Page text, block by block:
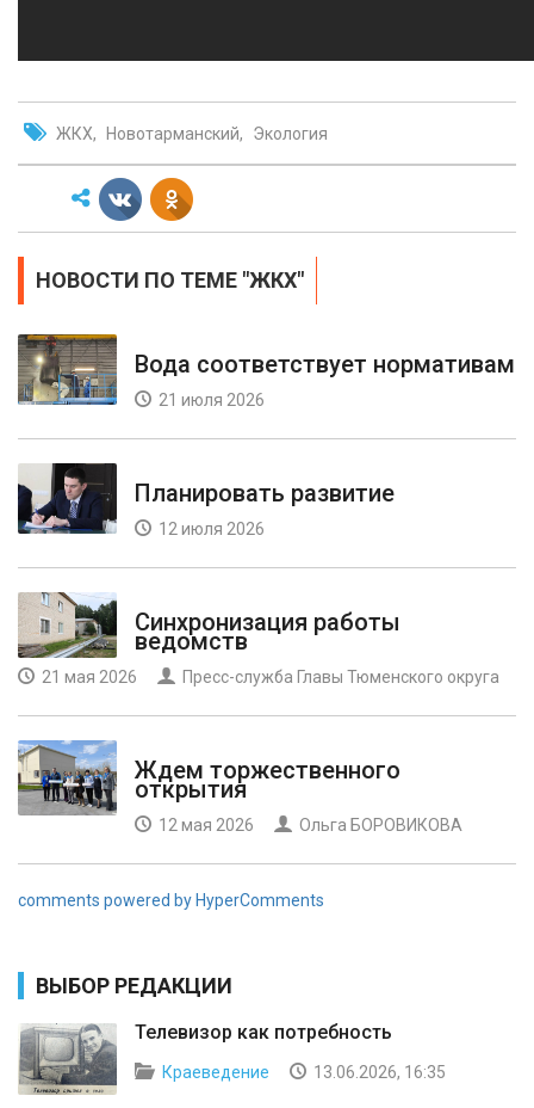
ЖКХ Новотарманский Экология
НОВОСТИ ПО ТЕМЕ "ЖКХ"
Вода соответствует нормативам
21 июля 2026
Планировать развитие
12 июля 2026
Синхронизация работы
ведомств
21 мая 2026 Пресс-служба Главы Тюменского округа
Ждем торжественного
открытия
12 мая 2026 Ольга БОРОВИКОВА
comments powered by HyperComments
ВЫБОР РЕДАКЦИИ
Телевизор как потребность
Краеведение 13.06.2026, 16:35